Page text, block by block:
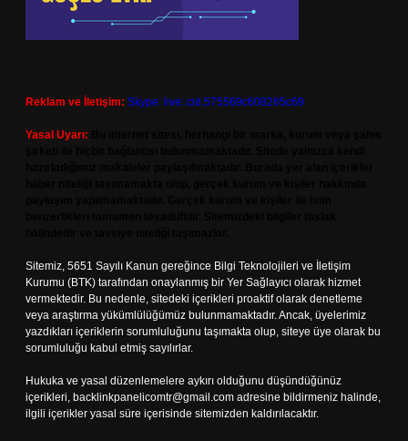
Reklam ve İletişim: Skype: live:.cid.575569c608265c69
Yasal Uyarı:
Sitemiz, 5651 Sayılı Kanun gereğince Bilgi Teknolojileri ve İletişim
Kurumu (BTK) tarafından onaylanmış bir Yer Sağlayıcı olarak hizmet
vermektedir. Bu nedenle, sitedeki içerikleri proaktif olarak denetleme
veya araştırma yükümlülüğümüz bulunmamaktadır. Ancak, üyelerimiz
yazdıkları içeriklerin sorumluluğunu taşımakta olup, siteye üye olarak bu
sorumluluğu kabul etmiş sayılırlar.
Hukuka ve yasal düzenlemelere aykırı olduğunu düşündüğünüz
içerikleri, backlinkpanelicomtr@gmail.com adresine bildirmeniz halinde,
ilgili içerikler yasal süre içerisinde sitemizden kaldırılacaktır.